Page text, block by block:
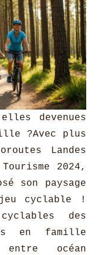
devenues
?Avec plus
Landes
2024,
son paysage
cyclable !
des
en famille
entre océan